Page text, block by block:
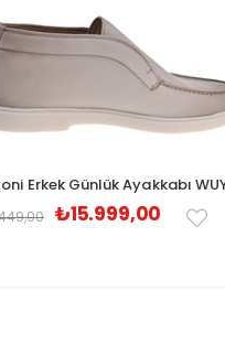
₺15.999,00